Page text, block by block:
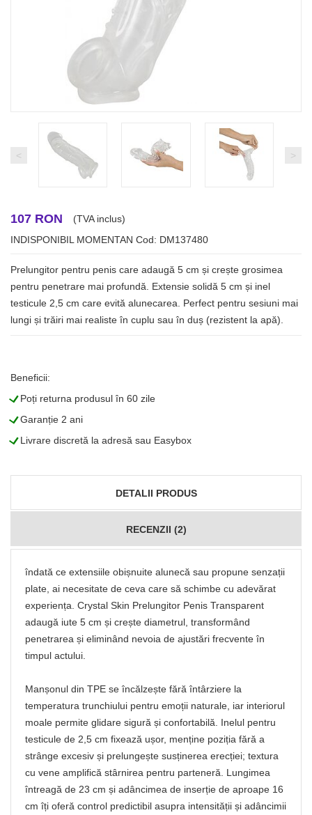
< >
107 RON
(TVA inclus)
INDISPONIBIL MOMENTAN Cod: DM137480
Prelungitor pentru penis care adaugă 5 cm și crește grosimea
pentru penetrare mai profundă. Extensie solidă 5 cm și inel
testicule 2,5 cm care evită alunecarea. Perfect pentru sesiuni mai
lungi și trăiri mai realiste în cuplu sau în duș (rezistent la apă).
Beneficii:
LPoți returna produsul în 60 zile
LGaranție 2 ani
LLivrare discretă la adresă sau Easybox
DETALII PRODUS
RECENZII (2)
îndată ce extensiile obișnuite alunecă sau propune senzații
plate, ai necesitate de ceva care să schimbe cu adevărat
experiența. Crystal Skin Prelungitor Penis Transparent
adaugă iute 5 cm și crește diametrul, transformând
penetrarea și eliminând nevoia de ajustări frecvente în
timpul actului.
Manșonul din TPE se încălzește fără întârziere la
temperatura trunchiului pentru emoții naturale, iar interiorul
moale permite glidare sigură și confortabilă. Inelul pentru
testicule de 2,5 cm fixează ușor, menține poziția fără a
strânge excesiv și prelungește susținerea erecției; textura
cu vene amplifică stârnirea pentru parteneră. Lungimea
întreagă de 23 cm și adâncimea de inserție de aproape 16
cm îți oferă control predictibil asupra intensității și adâncimii